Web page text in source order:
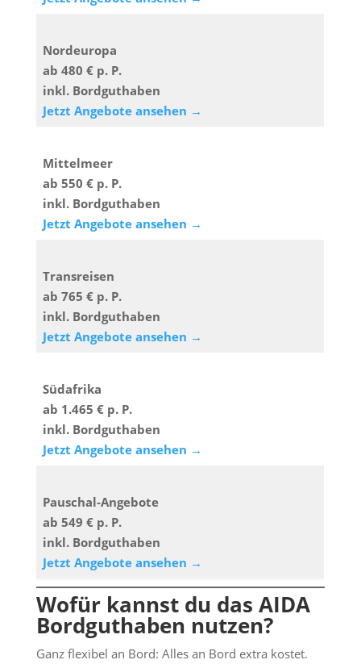
Nordeuropa
ab 480 € p. P.
inkl. Bordguthaben
Jetzt Angebote ansehen →
Mittelmeer
ab 550 € p. P.
inkl. Bordguthaben
Jetzt Angebote ansehen →
Transreisen
ab 765 € p. P.
inkl. Bordguthaben
Jetzt Angebote ansehen →
Südafrika
ab 1.465 € p. P.
inkl. Bordguthaben
Jetzt Angebote ansehen →
Pauschal-Angebote
ab 549 € p. P.
inkl. Bordguthaben
Jetzt Angebote ansehen →
Wofür kannst du das AIDA
Bordguthaben nutzen?
Ganz flexibel an Bord: Alles an Bord extra kostet.